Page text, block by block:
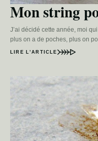
Mon string
J’ai décidé cette année, moi
plus on a de poches, plus on
LIRE L’ARTICLE